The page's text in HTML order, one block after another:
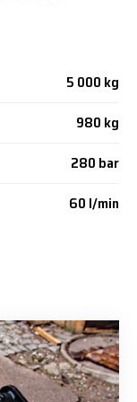
5 000 kg
980 kg
280 bar
60 l/min